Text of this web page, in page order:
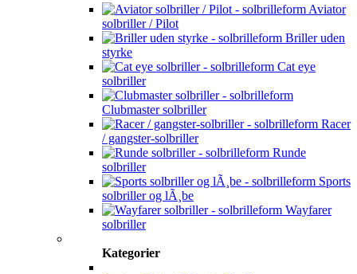
Aviator
solbriller / Pilot
Briller uden
styrke
Cat eye
solbriller
Clubmaster solbriller
Racer
/ gangster-solbriller
Runde
solbriller
Sports
solbriller og lÃ¸be
Wayfarer
solbriller
Kategorier